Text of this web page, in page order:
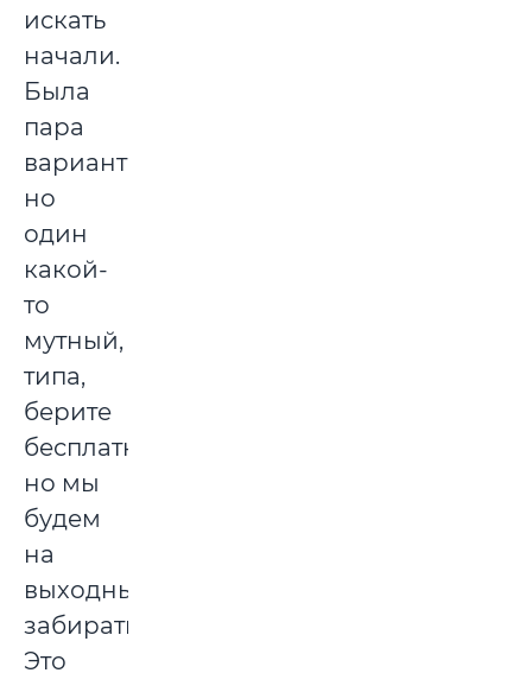
искать
начали.
Была
пара
вариантов,
но
один
какой-
то
мутный,
типа,
берите
бесплатно,
но мы
будем
на
выходные
забирать.
Это